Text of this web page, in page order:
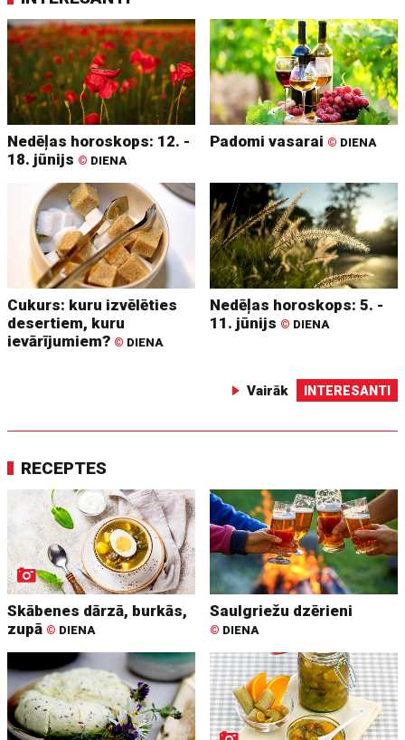
Nedēļas horoskops: 12. -
18. jūnijs © DIENA
Padomi vasarai © DIENA
Cukurs: kuru izvēlēties
desertiem, kuru
ievārījumiem? © DIENA
Nedēļas horoskops: 5. -
11. jūnijs © DIENA
Vairāk INTERESANTI
RECEPTES
Skābenes dārzā, burkās,
zupā © DIENA
Saulgriežu dzērieni
© DIENA